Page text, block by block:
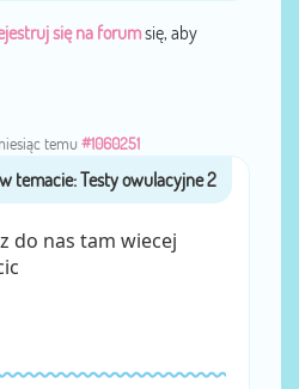
się na forumsię, aby
temu #1060251
Miluniaa
do nas tam wiecej